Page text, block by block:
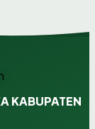
KABUPATEN